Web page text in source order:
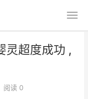
灵超度成功 ,
阅读 0